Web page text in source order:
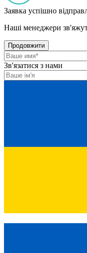
Заявка успішно
Наші менеджери
Продовжити
Зв'язатися з нами